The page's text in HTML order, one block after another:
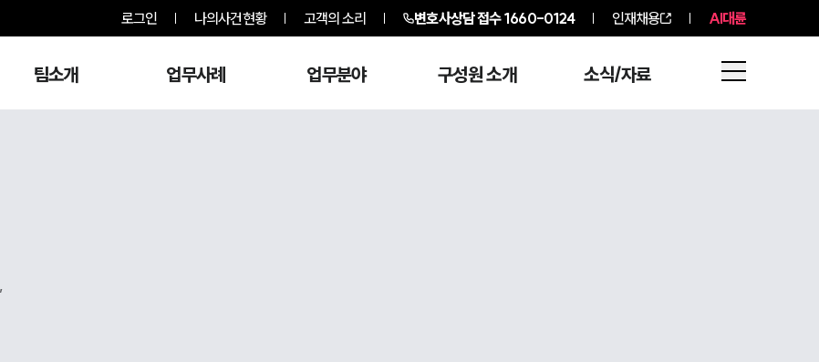
로그인 나의사건현황 고객의 소리 변호사상담 접수1660-0124 인재채용 AI대륜
팀소개 업무사례 업무분야 구성원 소개 소식/자료